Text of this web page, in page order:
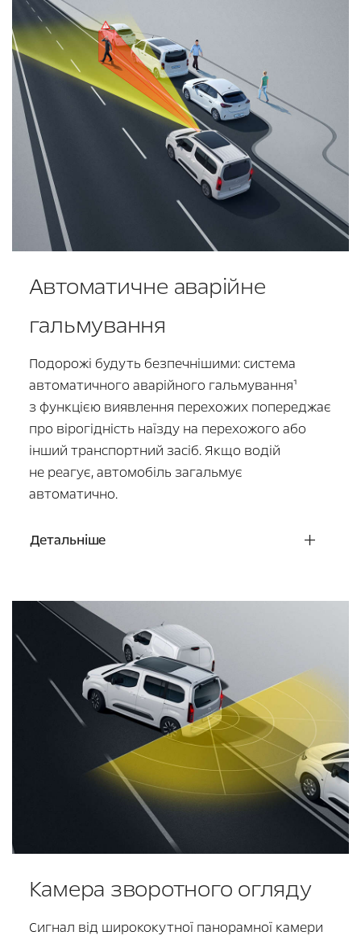
Автоматичне аварійне
гальмування
Подорожі будуть безпечнішими: система
автоматичного аварійного гальмування¹
з функцією виявлення перехожих попереджає
про вірогідність наїзду на перехожого або
інший транспортний засіб. Якщо водій
не реагує, автомобіль загальмує
автоматично.
Детальніше
Камера зворотного огляду
Сигнал від ширококутної панорамної камери